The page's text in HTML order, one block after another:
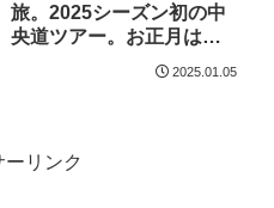
旅。2025シーズン初の中
央道ツアー。お正月はや
っぱり混んでいた。期せ
ずしてコブを滑れた話。
2025.01.05
ーリンク